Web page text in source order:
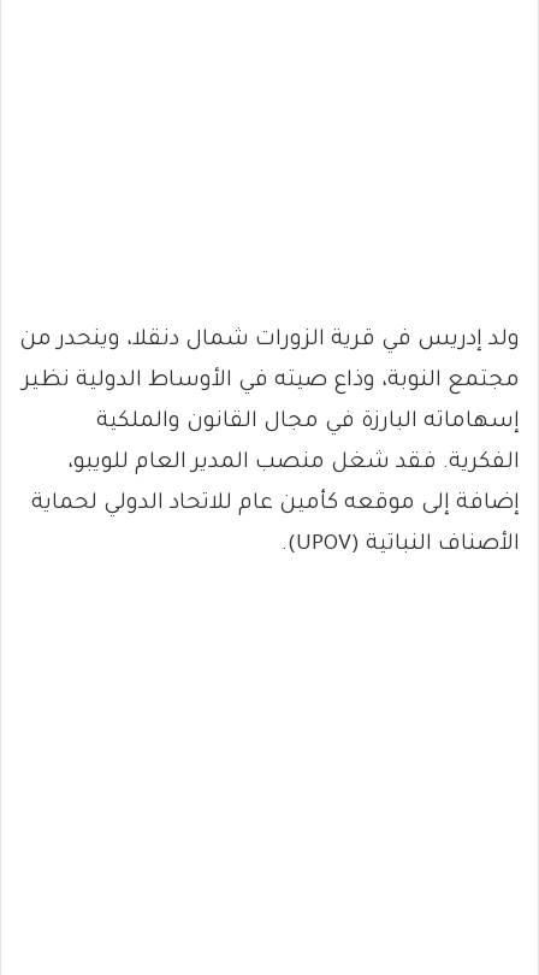
ولد إدريس في قرية الزورات شمال دنقلا، وينحدر من
مجتمع النوبة، وذاع صيته في الأوساط الدولية نظير
إسهاماته البارزة في مجال القانون والملكية
الفكرية. فقد شغل منصب المدير العام للويبو،
إضافة إلى موقعه كأمين عام للاتحاد الدولي لحماية
الأصناف النباتية (UPOV).